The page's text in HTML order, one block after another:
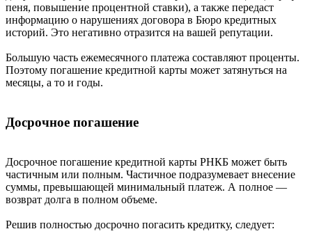
пеня, повышение процентной ставки), а также передаст
информацию о нарушениях договора в Бюро кредитных
историй. Это негативно отразится на вашей репутации.
Большую часть ежемесячного платежа составляют проценты.
Поэтому погашение кредитной карты может затянуться на
месяцы, а то и годы.
Досрочное погашение
Досрочное погашение кредитной карты РНКБ может быть
частичным или полным. Частичное подразумевает внесение
суммы, превышающей минимальный платеж. А полное —
возврат долга в полном объеме.
Решив полностью досрочно погасить кредитку, следует: